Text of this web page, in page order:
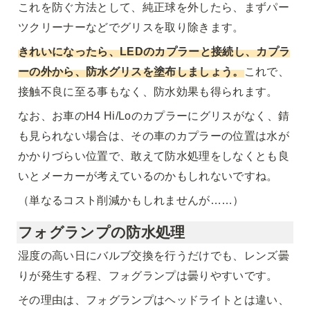
これを防ぐ方法として、純正球を外したら、まずパー
ツクリーナーなどでグリスを取り除きます。
きれいになったら、LEDのカプラーと接続し、カプラ
ーの外から、防水グリスを塗布しましょう。これで、
接触不良に至る事もなく、防水効果も得られます。
なお、お車のH4 Hi/Loのカプラーにグリスがなく、錆
も見られない場合は、その車のカプラーの位置は水が
かかりづらい位置で、敢えて防水処理をしなくとも良
いとメーカーが考えているのかもしれないですね。
（単なるコスト削減かもしれませんが……）
フォグランプの防水処理
湿度の高い日にバルブ交換を行うだけでも、レンズ曇
りが発生する程、フォグランプは曇りやすいです。
その理由は、フォグランプはヘッドライトとは違い、